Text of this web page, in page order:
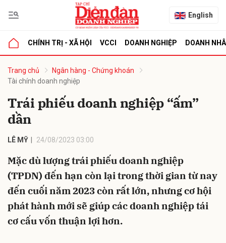
English
CHÍNH TRỊ - XÃ HỘI VCCI DOANH NGHIỆP DOANH
Trang chủ
Ngân hàng - Chứng khoán
Tài chính doanh nghiệp
Trái phiếu doanh nghiệp “ấm”
dần
LÊ MỸ 24/08/2023 03:00
Mặc dù lượng trái phiếu doanh nghiệp
(TPDN) đến hạn còn lại trong thời gian từ nay
đến cuối năm 2023 còn rất lớn, nhưng cơ hội
phát hành mới sẽ giúp các doanh nghiệp tái
cơ cấu vốn thuận lợi hơn.
luận
Hủy